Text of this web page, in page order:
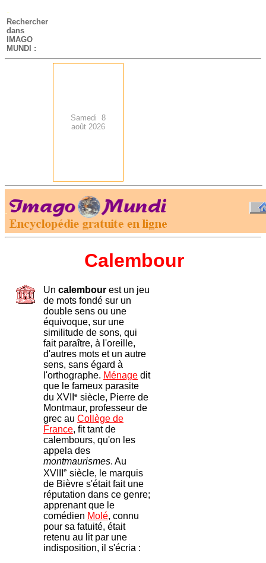
-
Rechercher
dans
IMAGO
MUNDI :
Samedi 8
août 2026
.
Calembour
Un calembour est un jeu
de mots fondé sur un
double sens ou une
équivoque, sur une
similitude de sons, qui
fait paraître, à l'oreille,
d'autres mots et un autre
sens, sans égard à
l'orthographe. Ménage dit
que le fameux parasite
du XVII
e siècle, Pierre de
Montmaur, professeur de
grec au Collège de
France, fit tant de
calembours, qu'on les
appela des
montmaurismes. Au
XVIII
e siècle, le marquis
de Bièvre s'était fait une
réputation dans ce genre;
apprenant que le
comédien Molé, connu
pour sa fatuité, était
retenu au lit par une
indisposition, il s'écria :